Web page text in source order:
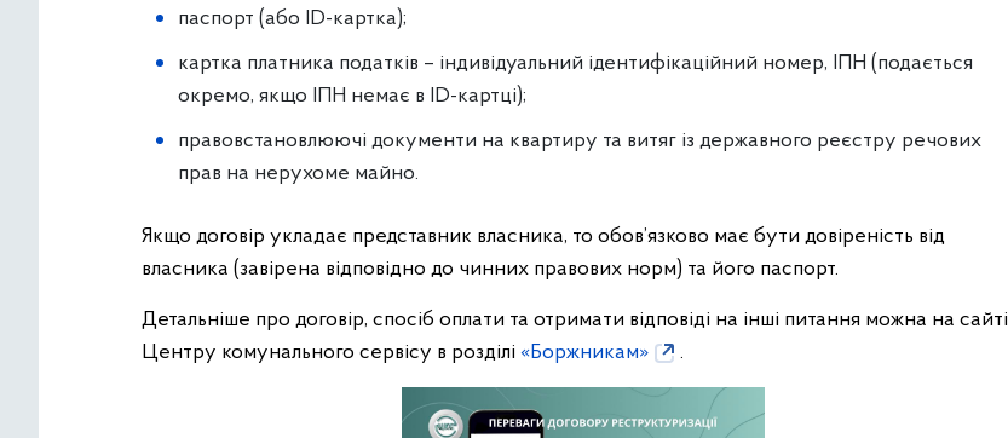
паспорт (або ID-картка);
картка платника податків – індивідуальний ідентифікаційний номер, IПH (подається
окремо, якщо ІПН немає в ID-картці);
правовстановлюючі документи на квартиру та витяг із державного реєстру речових
прав на нерухоме майно.
Якщо договір укладає представник власника, то обов’язково має бути довіреність від
власника (завірена відповідно до чинних правових норм) та його паспорт.
Детальніше про договір, спосіб оплати та отримати відповіді на інші питання можна на сайті
Центру комунального сервісу в розділі «Боржникам» .